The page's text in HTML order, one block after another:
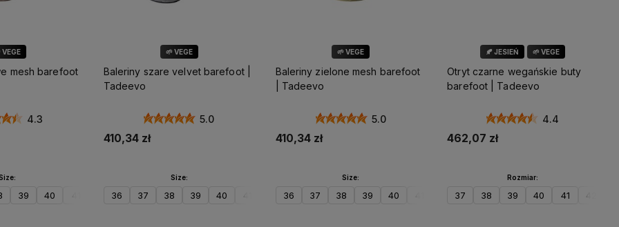
VEGE
mesh barefoot
4.3
39 40
🌱 VEGE
Baleriny szare velvet barefoot |
Tadeevo
5.0
410,34 zł
Size:
36 37 38 39 40
🌱 VEGE
Baleriny zielone mesh barefoot
| Tadeevo
5.0
410,34 zł
Size:
36 37 38 39 40
🍂 JESIEŃ 🌱 VEGE
Otryt czarne wegańskie buty
barefoot | Tadeevo
4.4
462,07 zł
Rozmiar:
37 38 39 40 41 42